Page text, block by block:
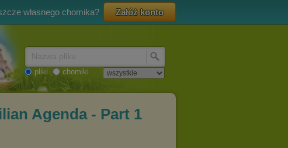
własnego chomika? Załóż konto
pliki chomiki
Agenda - Part 1